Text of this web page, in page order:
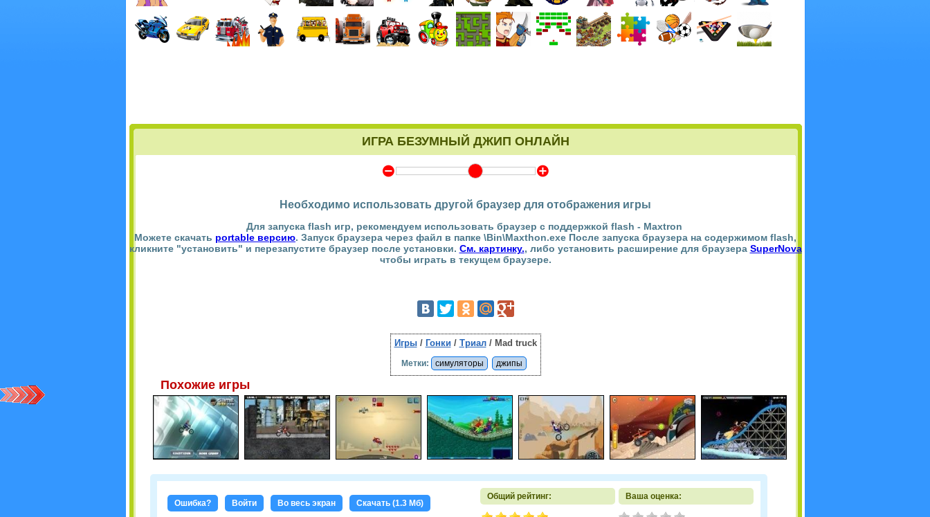
ИГРА БЕЗУМНЫЙ ДЖИП ОНЛАЙН
Y Z
Необходимо использовать другой браузер для отображения игры
Для запуска flash игр, рекомендуем использовать браузер с поддержкой flash - Maxtron
Можете скачать portable версию. Запуск браузера через файл в папке \Bin\Maxthon.exe После запуска браузера на содержимом flash,
кликните "установить" и перезапустите браузер после установки. См. картинку., либо установить расширение для браузера SuperNova
чтобы играть в текущем браузере.
Игры/ Гонки / Триал/ Mad truck
Метки: симуляторы джипы
Похожие игры
Ошибка? Войти Во весь экран Скачать (1.3 Мб)
Общий рейтинг: Ваша оценка: